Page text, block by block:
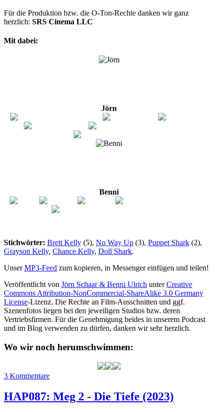
Für die Produktion bzw. die O-Ton-Rechte danken wir ganz
herzlich: SRS Cinema LLC
Mit dabei:
Jörn
Benni
Stichwörter: Brett Kelly (5), No Way Up (3), Puppet Shark (2),
Grayson Kelly, Chance Kelly, Doll Shark.
UnserMP3-Feed zum kopieren, in Messenger einfügen und teilen!
Veröffentlicht von Jörn Schaar & Benni Ulrich unterCreative
Commons Attribution-NonCommercial-ShareAlike 3.0 Germany
License-Lizenz. Die Rechte an Film-Ausschnitten und ggf.
Szenenfotos liegen bei den jeweiligen Studios bzw. deren
Vertriebsfirmen. Für die Genehmigung beides in unserem Podcast
und im Blog verwenden zu dürfen, danken wir sehr herzlich.
Wo wir noch herumschwimmen:
3 Kommentarezu
Puppet
Shark
HAP087: Meg 2 - Die Tiefe (2023)